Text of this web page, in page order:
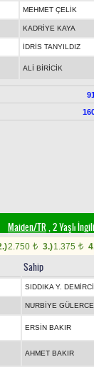
MEHMET ÇELİK
KADRİYE KAYA
İDRİS TANYILDIZ
ALİ BİRİCİK
Maiden/TR, 2 Yaşlı
2.750 t 3.)1.375 t
Sahip
SIDDIKA Y. DEMİRCİ
NURBİYE GÜLERCE
ERSİN BAKIR
AHMET BAKIR